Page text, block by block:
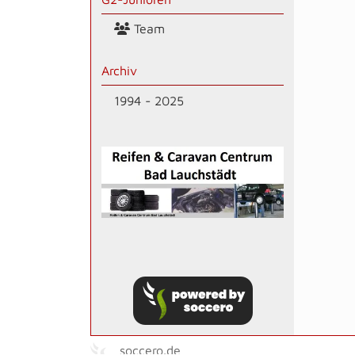
Team
Archiv
1994 - 2025
soccero.de